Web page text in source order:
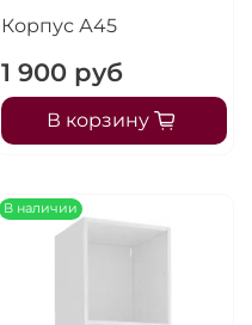
Корпус А45
1 900 руб
В корзину
В наличии